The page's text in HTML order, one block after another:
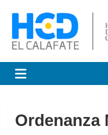
Honorable
Deliberante
Ordenanza